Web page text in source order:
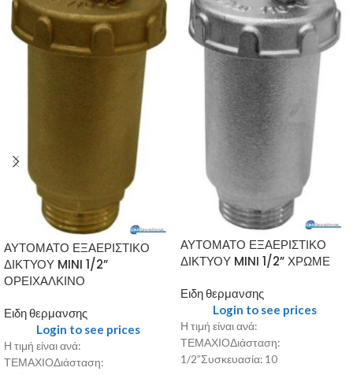
ΑΥΤΟΜΑΤΟ ΕΞΑΕΡΙΣΤΙΚΟ
ΔΙΚΤΥΟΥ MINI 1/2”
ΟΡΕΙΧΑΛΚΙΝΟ
Ειδη θερμανσης
Login to see prices
Η τιμή είναι ανά:
ΤΕΜΑΧΙΟΔιάσταση:
ΑΥΤΟΜΑΤΟ ΕΞΑΕΡΙΣΤΙΚΟ
ΔΙΚΤΥΟΥ MINI 1/2” ΧΡΩΜΕ
Ειδη θερμανσης
Login to see prices
Η τιμή είναι ανά:
ΤΕΜΑΧΙΟΔιάσταση:
1/2”Συσκευασία: 10